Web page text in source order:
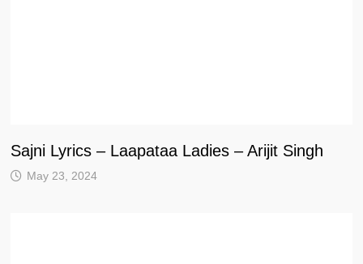
Sajni Lyrics – Laapataa Ladies – Arijit Singh
May 23, 2024